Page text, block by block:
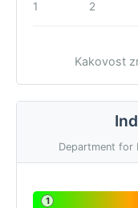
1 2
Kakovost
Department for
1